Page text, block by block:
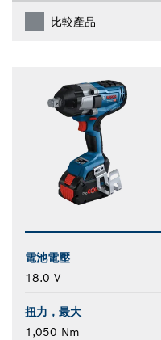
比較產品
電池電壓
18.0 V
扭力，最大
1,050 Nm